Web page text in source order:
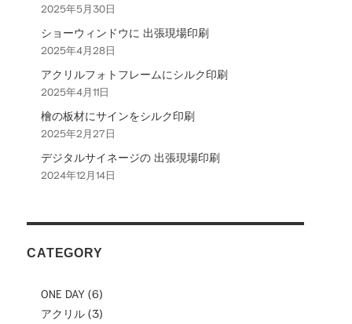
ョ
ン
2025年5月30日
ショーウィンドウに 出張現場印刷
2025年4月28日
アクリルフォトフレームにシルク印刷
2025年4月11日
檜の板材にサインをシルク印刷
2025年2月27日
デジタルサイネージの 出張現場印刷
2024年12月14日
CATEGORY
ONE DAY (6)
アクリル (3)